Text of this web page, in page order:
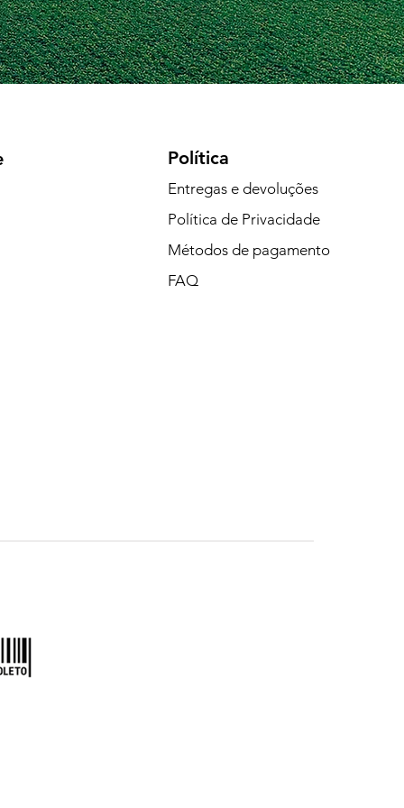
Política
Entregas e devoluções
Política de Privacidade
Métodos de pagamento
FAQ